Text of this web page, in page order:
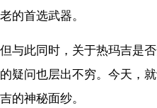
老的首选武器。
但与此同时，关于热玛吉是
的疑问也层出不穷。今天，
吉的神秘面纱。